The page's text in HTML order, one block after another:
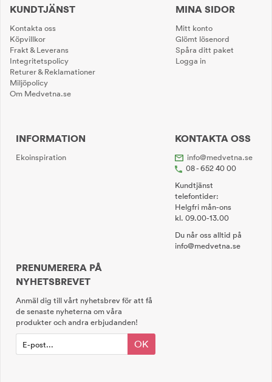
KUNDTJÄNST
Kontakta oss
Köpvillkor
Frakt & Leverans
Integritetspolicy
Returer & Reklamationer
Miljöpolicy
Om Medvetna.se
MINA SIDOR
Mitt konto
Glömt lösenord
Spåra ditt paket
Logga in
INFORMATION
Ekoinspiration
KONTAKTA OSS
info@medvetna.se
08 - 652 40 00
Kundtjänst
telefontider:
Helgfri mån-ons
kl. 09.00-13.00
Du når oss alltid på
info@medvetna.se
PRENUMERERA PÅ
NYHETSBREVET
Anmäl dig till vårt nyhetsbrev för att få
de senaste nyheterna om våra
produkter och andra erbjudanden!
OK